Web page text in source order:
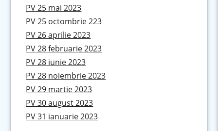
PV 25 mai 2023
PV 25 octombrie 223
PV 26 aprilie 2023
PV 28 februarie 2023
PV 28 iunie 2023
PV 28 noiembrie 2023
PV 29 martie 2023
PV 30 august 2023
PV 31 ianuarie 2023